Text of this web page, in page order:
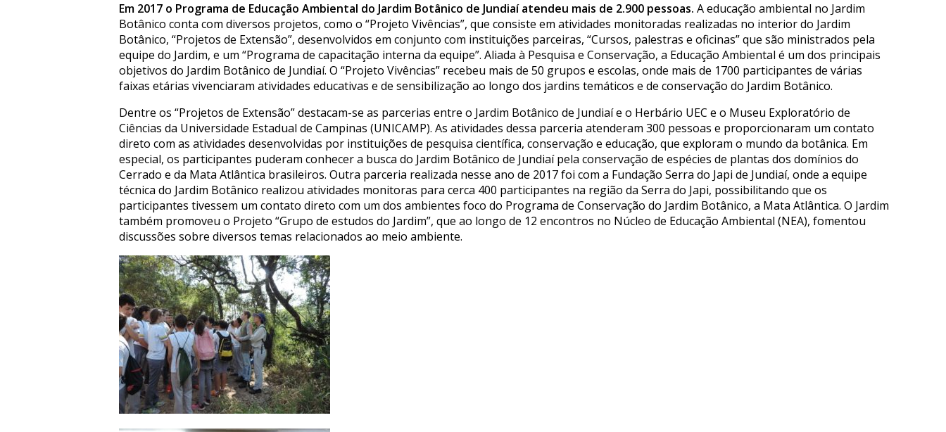
Em 2017 o Programa de Educação Ambiental do Jardim Botânico de Jundiaí atendeu mais de 2.900 pessoas. A educação ambiental no Jardim
Botânico conta com diversos projetos, como o “Projeto Vivências”, que consiste em atividades monitoradas realizadas no interior do Jardim
Botânico, “Projetos de Extensão”, desenvolvidos em conjunto com instituições parceiras, “Cursos, palestras e oficinas” que são ministrados pela
equipe do Jardim, e um “Programa de capacitação interna da equipe”. Aliada à Pesquisa e Conservação, a Educação Ambiental é um dos principais
objetivos do Jardim Botânico de Jundiaí. O “Projeto Vivências” recebeu mais de 50 grupos e escolas, onde mais de 1700 participantes de várias
faixas etárias vivenciaram atividades educativas e de sensibilização ao longo dos jardins temáticos e de conservação do Jardim Botânico.
Dentre os “Projetos de Extensão” destacam-se as parcerias entre o Jardim Botânico de Jundiaí e o Herbário UEC e o Museu Exploratório de
Ciências da Universidade Estadual de Campinas (UNICAMP). As atividades dessa parceria atenderam 300 pessoas e proporcionaram um contato
direto com as atividades desenvolvidas por instituições de pesquisa científica, conservação e educação, que exploram o mundo da botânica. Em
especial, os participantes puderam conhecer a busca do Jardim Botânico de Jundiaí pela conservação de espécies de plantas dos domínios do
Cerrado e da Mata Atlântica brasileiros. Outra parceria realizada nesse ano de 2017 foi com a Fundação Serra do Japi de Jundiaí, onde a equipe
técnica do Jardim Botânico realizou atividades monitoras para cerca 400 participantes na região da Serra do Japi, possibilitando que os
participantes tivessem um contato direto com um dos ambientes foco do Programa de Conservação do Jardim Botânico, a Mata Atlântica. O Jardim
também promoveu o Projeto “Grupo de estudos do Jardim”, que ao longo de 12 encontros no Núcleo de Educação Ambiental (NEA), fomentou
discussões sobre diversos temas relacionados ao meio ambiente.